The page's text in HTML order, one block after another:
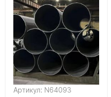
Артикул: N64093